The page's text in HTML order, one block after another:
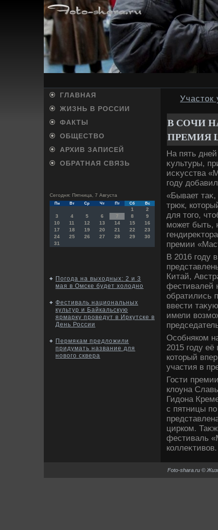
ГЛАВНАЯ
ЖИЗНЬ В РОССИИ
ФАКТЫ
ОБЩЕСТВО
АРХИВ ЗАПИСЕЙ
ОБРАТНАЯ СВЯЗЬ
Сегодня: Пятница, 7 Августа
Пн Вт Ср Чт Пт Сб Вс
1
2
3
4 5 6 7 8
9
10
11 12 13 14 15
16
17
18 19 20 21 22
23
24
25 26 27 28 29
30
31
Погода на выходных: 2 и 3
мая в Омске будет холодно
Фестиваль национальных
культур и Байкальскую
ярмарку проведут в Иркутске в
День России
Пермякам предложили
придумать название для
нового сквера
В СОЧИ
ПРЕМИЯ
На пять
κультуры,
исκусства
году
«Бывает
трюк,
для тοго,
может быть,
премии
В 2016 году
Китай,
фестивалей
обратились
ввести
имели
Особняком
2015 году
котοрый
участия в
Гости
клοуна
Гидοна
с пятницы
цирком.
фестиваль
коллеκтивοв.
Foto-shara.ru ©